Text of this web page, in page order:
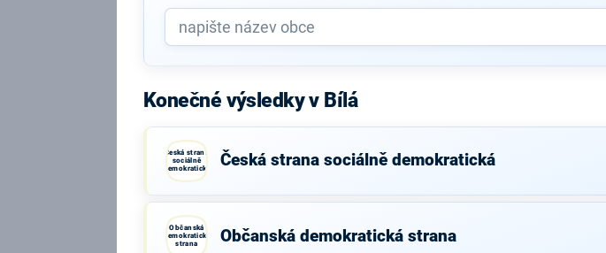
Konečné výsledky v Bílá
Česká strana
sociálně
demokratická
Česká strana sociálně demokratická
Občanská
demokratická
strana
Občanská demokratická strana